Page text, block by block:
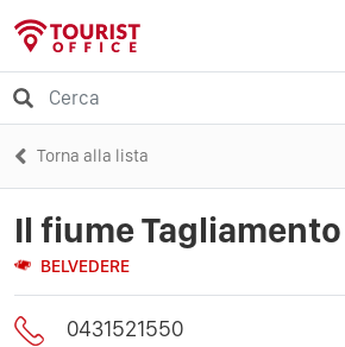
Torna alla lista
Il fiume
BELVEDERE
0431521550